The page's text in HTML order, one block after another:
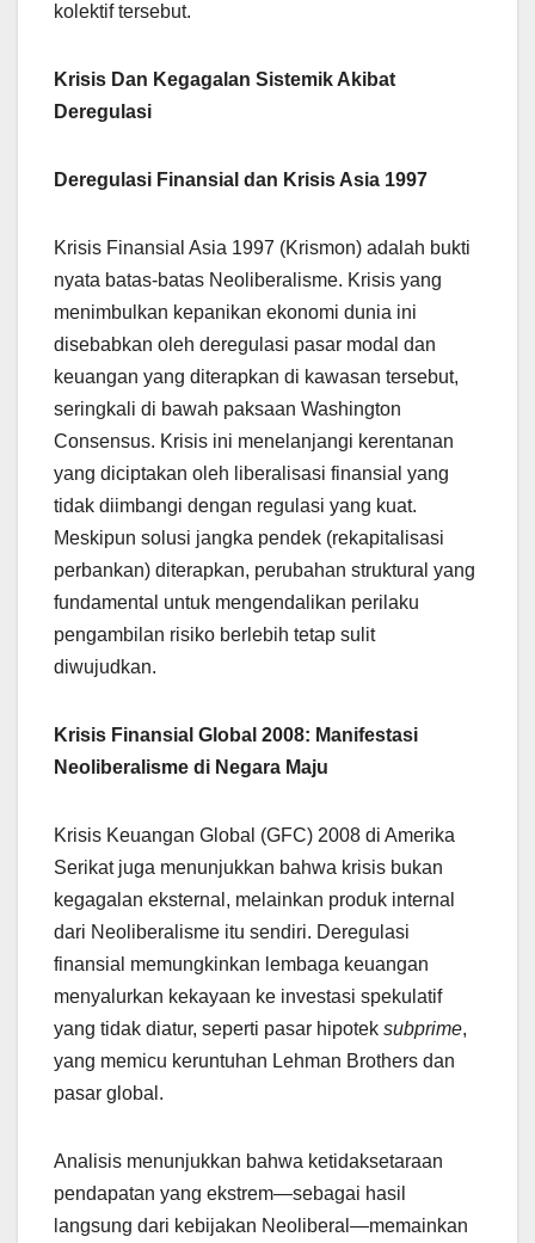
kolektif tersebut.
Krisis Dan Kegagalan Sistemik Akibat
Deregulasi
Deregulasi Finansial dan Krisis Asia 1997
Krisis Finansial Asia 1997 (Krismon) adalah bukti
nyata batas-batas Neoliberalisme. Krisis yang
menimbulkan kepanikan ekonomi dunia ini
disebabkan oleh deregulasi pasar modal dan
keuangan yang diterapkan di kawasan tersebut,
seringkali di bawah paksaan Washington
Consensus. Krisis ini menelanjangi kerentanan
yang diciptakan oleh liberalisasi finansial yang
tidak diimbangi dengan regulasi yang kuat.
Meskipun solusi jangka pendek (rekapitalisasi
perbankan) diterapkan, perubahan struktural yang
fundamental untuk mengendalikan perilaku
pengambilan risiko berlebih tetap sulit
diwujudkan.
Krisis Finansial Global 2008: Manifestasi
Neoliberalisme di Negara Maju
Krisis Keuangan Global (GFC) 2008 di Amerika
Serikat juga menunjukkan bahwa krisis bukan
kegagalan eksternal, melainkan produk internal
dari Neoliberalisme itu sendiri. Deregulasi
finansial memungkinkan lembaga keuangan
menyalurkan kekayaan ke investasi spekulatif
yang tidak diatur, seperti pasar hipotek subprime,
yang memicu keruntuhan Lehman Brothers dan
pasar global.
Analisis menunjukkan bahwa ketidaksetaraan
pendapatan yang ekstrem—sebagai hasil
langsung dari kebijakan Neoliberal—memainkan